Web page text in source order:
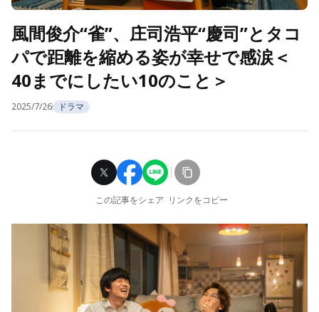
風間俊介“雀”、庄司浩平“慶司”とタコ
パで距離を縮める姿が幸せで感涙＜
40までにしたい10のこと＞
2025/7/26 ドラマ
この記事をシェア リンクをコピー